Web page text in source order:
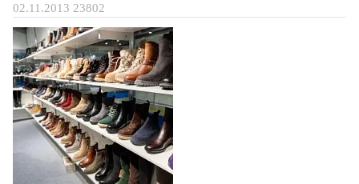
02.11.2013 23802